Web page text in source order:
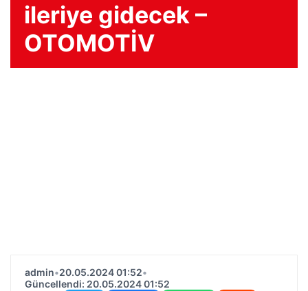
ileriye gidecek –
OTOMOTİV
admin•20.05.2024 01:52•
Güncellendi: 20.05.2024 01:52